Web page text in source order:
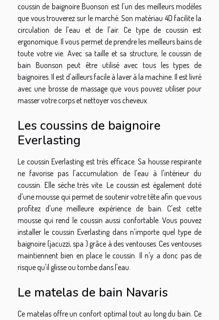
coussin de baignoire Buonson est l'un des meilleurs modèles
que vous trouverez sur le marché. Son matériau 4D facilite la
circulation de l'eau et de l'air. Ce type de coussin est
ergonomique. Il vous permet de prendre les meilleurs bains de
toute votre vie. Avec sa taille et sa structure, le coussin de
bain Buonson peut être utilisé avec tous les types de
baignoires. Il est d'ailleurs facile à laver à la machine. Il est livré
avec une brosse de massage que vous pouvez utiliser pour
masser votre corps et nettoyer vos cheveux.
Les coussins de baignoire
Everlasting
Le coussin Everlasting est très efficace. Sa housse respirante
ne favorise pas l'accumulation de l'eau à l'intérieur du
coussin. Elle sèche très vite. Le coussin est également doté
d'une mousse qui permet de soutenir votre tête afin que vous
profitez d'une meilleure expérience de bain. C'est cette
mousse qui rend le coussin aussi confortable. Vous pouvez
installer le coussin Everlasting dans n'importe quel type de
baignoire (jacuzzi, spa ) grâce à des ventouses. Ces ventouses
maintiennent bien en place le coussin. Il n'y a donc pas de
risque qu'il glisse ou tombe dans l'eau.
Le matelas de bain Navaris
Ce matelas offre un confort optimal tout au long du bain. Ce